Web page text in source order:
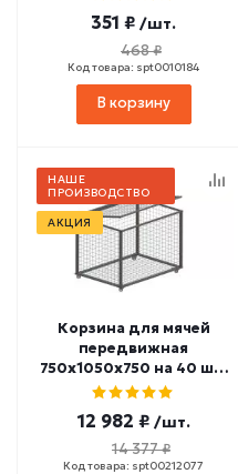
351 ₽ /шт.
468 ₽
Код товара: spt0010184
В корзину
НАШЕ
ПРОИЗВОДСТВО
АКЦИЯ
Корзина для мячей
передвижная
750х1050х750 на 40 шт.
(сетка) СТ-35
12 982 ₽ /шт.
14 377 ₽
Код товара: spt00212077